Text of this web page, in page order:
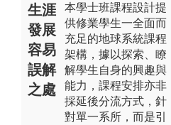
生涯
發展
容易
誤解
之處
本學士班課程設計提
供修業學生一全面而
充足的地球系統課程
架構，據以探索、瞭
解學生自身的興趣與
能力，課程安排亦非
採延後分流方式，針
對單一系所，而是引